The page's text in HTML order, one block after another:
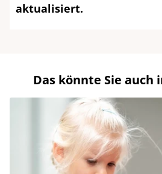
aktualisiert.
Das könnte Sie auch